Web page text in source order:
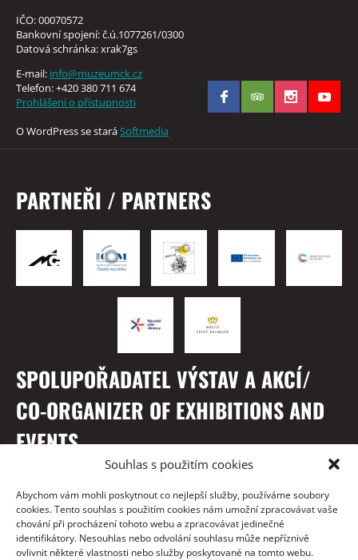
Souhlas s použitím cookies
Abychom vám mohli poskytnout co nejlepší služby, používáme soubory
cookies. Tento souhlas s použitím cookies nám umožní zpracovávat vaše
chování při procházení tohoto webu a zpracovávat jedinečné
identifikátory. Nesouhlas nebo odvolání souhlasu může nepříznivě
ovlivnit některé vlastnosti nebo služby poskytované na tomto webu.
IČO: 00070572
Bankovní spojení: č.ú.1077261/0300
Datová schránka: xrak7gs
E-mail: info@muzeumck.cz
Telefon: +420 380 711 674
Prohlášení o přístupnosti
O WordPress se staráSoftmedia
PARTNEŘI / PARTNERS
SPOLUPOŘADATEL VÝSTAV A AKCÍ/
CO-ORGANIZER OF EXHIBITIONS AND
EVENTS